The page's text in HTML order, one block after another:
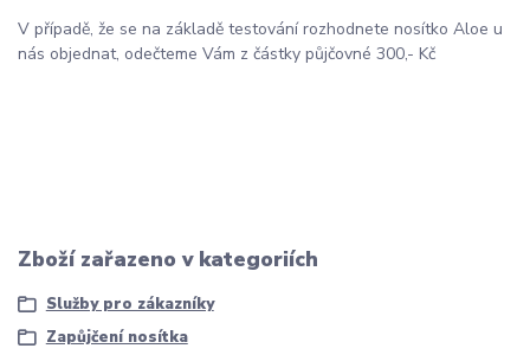
V případě, že se na základě testování rozhodnete nosítko Aloe u
nás objednat, odečteme Vám z částky půjčovné 300,- Kč
Zboží zařazeno v kategoriích
Služby pro zákazníky
Zapůjčení nosítka